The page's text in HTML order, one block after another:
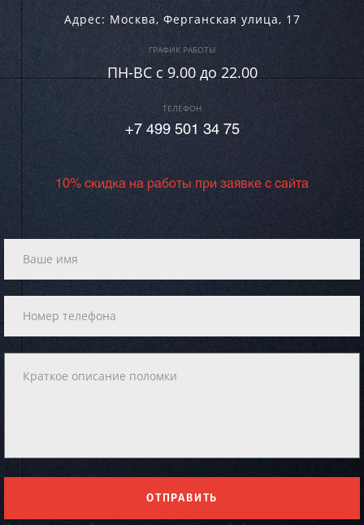
Адрес: Москва, Ферганская улица, 17
ГРАФИК РАБОТЫ
ПН-ВC c 9.00 до 22.00
ТЕЛЕФОН
+7 499 501 34 75
10% скидка на работы при заявке с сайта
ОТПРАВИТЬ